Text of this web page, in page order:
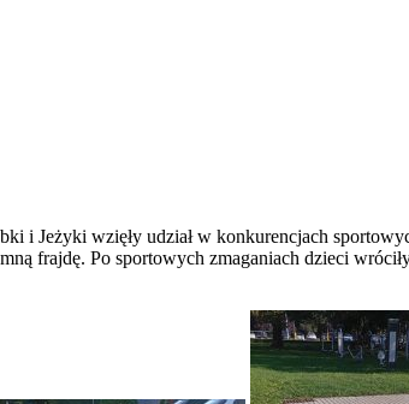
i Jeżyki wzięły udział w konkurencjach
frajdę. Po sportowych zmaganiach dzieci